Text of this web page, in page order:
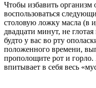
Чтобы избавить
воспользоваться
столовую ложку масла (в
двадцати минут, не
будто у вас во рту
положенного времени,
прополощите рот и
впитывает в себя весь